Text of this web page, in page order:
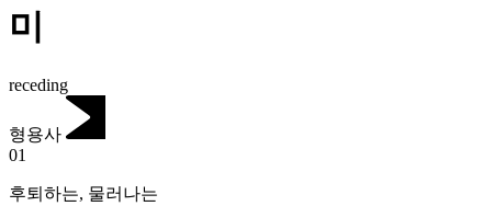
미
receding
형용사
01
후퇴하는, 물러나는